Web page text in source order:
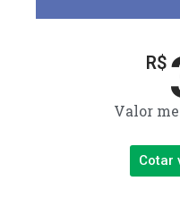
R$
Valor
Cotar